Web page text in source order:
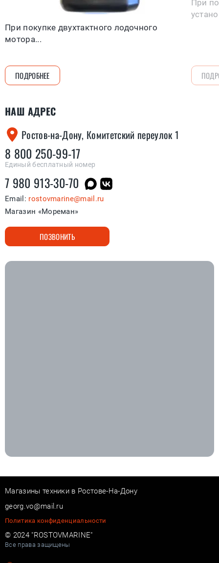
При покупке двухтактного лодочного
мотора...
ПОДРОБНЕЕ
При
НАШ АДРЕС
Ростов-на-Дону, Комитетский переулок 1
8 800 250-99-17
Единый бесплатный номер
7 980 913-30-70
Email: rostovmarine@mail.ru
Магазин «Мореман»
ПОЗВОНИТЬ
Магазины техники в Ростове-На-Дону
georg.vo@mail.ru
Политика конфиденциальности
© 2024 "ROSTOVMARINE"
Все права защищены